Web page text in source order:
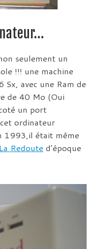
seulement un
!!! une machine
avec une Ram de
de 40 Mo (Oui
un port
ordinateur
1993,il était même
La Redoute d’époque